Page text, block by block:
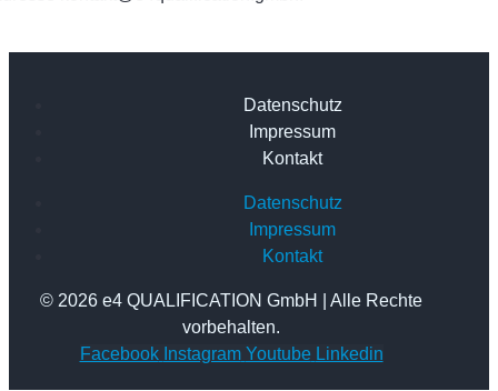
Datenschutz
Impressum
Kontakt
Datenschutz
Impressum
Kontakt
© 2026 e4 QUALIFICATION GmbH | Alle Rechte
vorbehalten.
Facebook Instagram Youtube Linkedin